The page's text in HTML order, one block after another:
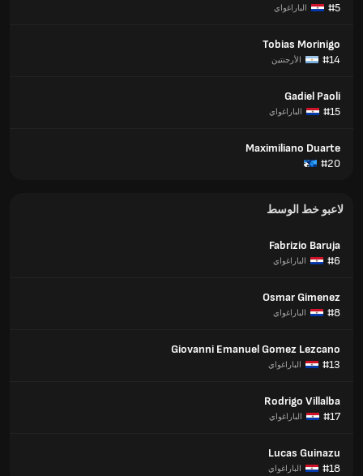
#5
الباراغواي
Tobias Morinigo
#14
الأرجنتين
Gadiel Paoli
#15
الباراغواي
Maximiliano Duarte
#20
لاعبو خط الوسط
Fabrizio Baruja
#6
الباراغواي
Osmar Gimenez
#8
الباراغواي
Giovanni Emanuel Gomez Lezcano
#13
الباراغواي
Rodrigo Villalba
#17
الباراغواي
Lucas Guinazu
#18
الباراغواي